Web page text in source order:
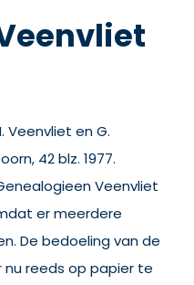
Veenvliet en G.
42 blz. 1977.
Veenvliet
er meerdere
De bedoeling van de
nu reeds op papier te